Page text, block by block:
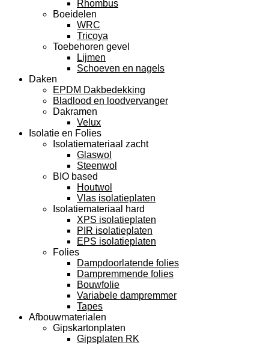
Rhombus
Boeidelen
WRC
Tricoya
Toebehoren gevel
Lijmen
Schoeven en nagels
Daken
EPDM Dakbedekking
Bladlood en loodvervanger
Dakramen
Velux
Isolatie en Folies
Isolatiemateriaal zacht
Glaswol
Steenwol
BIO based
Houtwol
Vlas isolatieplaten
Isolatiemateriaal hard
XPS isolatieplaten
PIR isolatieplaten
EPS isolatieplaten
Folies
Dampdoorlatende folies
Dampremmende folies
Bouwfolie
Variabele dampremmer
Tapes
Afbouwmaterialen
Gipskartonplaten
Gipsplaten RK